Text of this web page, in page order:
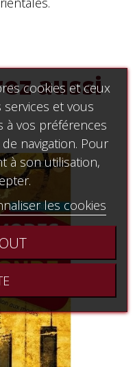
aussi
cookies et ceux
et vous
à vos préférences
navigation. Pour
à son utilisation,
les cookies